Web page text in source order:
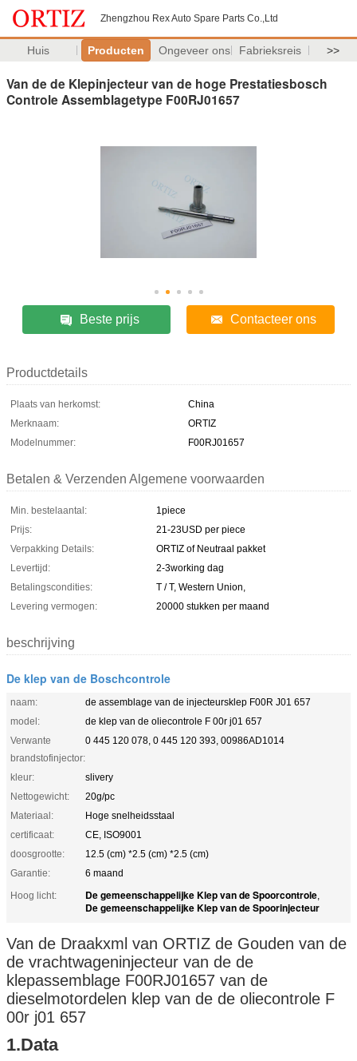
Zhengzhou Rex Auto Spare Parts Co.,Ltd
Huis Producten Ongeveer ons Fabrieksreis >>
Van de de Klepinjecteur van de hoge Prestatiesbosch
Controle Assemblagetype F00RJ01657
Beste prijs Contacteer ons
Productdetails
Plaats van herkomst:
China
Merknaam:
ORTIZ
Modelnummer:
F00RJ01657
Betalen & Verzenden Algemene voorwaarden
Min. bestelaantal:
1piece
Prijs:
21-23USD per piece
Verpakking Details:
ORTIZ of Neutraal pakket
Levertijd:
2-3working dag
Betalingscondities:
T / T, Western Union,
Levering vermogen:
20000 stukken per maand
beschrijving
De klep van de Boschcontrole
naam:
de assemblage van de injecteursklep F00R J01 657
model:
de klep van de oliecontrole F 00r j01 657
Verwante
brandstofinjector:
0 445 120 078, 0 445 120 393, 00986AD1014
kleur:
slivery
Nettogewicht:
20g/pc
Materiaal:
Hoge snelheidsstaal
certificaat:
CE, ISO9001
doosgrootte:
12.5 (cm) *2.5 (cm) *2.5 (cm)
Garantie:
6 maand
Hoog licht:
De gemeenschappelijke Klep van de Spoorcontrole,
De gemeenschappelijke Klep van de Spoorinjecteur
Van de Draakxml van ORTIZ de Gouden van de
de vrachtwageninjecteur van de de
klepassemblage F00RJ01657 van de
dieselmotordelen klep van de de oliecontrole F
00r j01 657
1.Data